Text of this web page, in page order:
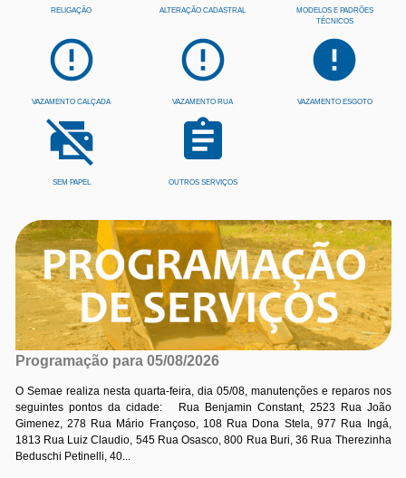
RELIGAÇÃO ALTERAÇÃO CADASTRAL
MODELOS E PADRÕES
TÉCNICOS
error_outline
VAZAMENTO CALÇADA
error_outline
VAZAMENTO RUA
error
VAZAMENTO ESGOTO
print_disabled
SEM PAPEL
assignment
OUTROS SERVIÇOS
Programação para 05/08/2026
O Semae realiza nesta quarta-feira, dia 05/08, manutenções e reparos nos
seguintes pontos da cidade: Rua Benjamin Constant, 2523 Rua João
Gimenez, 278 Rua Mário Françoso, 108 Rua Dona Stela, 977 Rua Ingá,
1813 Rua Luiz Claudio, 545 Rua Osasco, 800 Rua Buri, 36 Rua Therezinha
Beduschi Petinelli, 40...